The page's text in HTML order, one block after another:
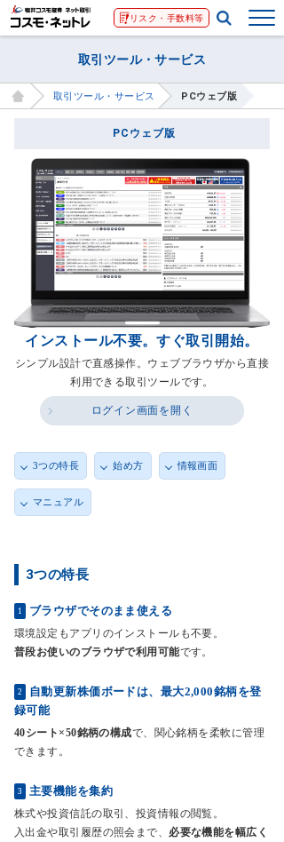
リスク・手数料等
取引ツール・サービス
取引ツール・サービス PCウェブ版
PCウェブ版
インストール不要。すぐ取引開始。
シンプル設計で直感操作。ウェブブラウザから直接
利用できる取引ツールです。
ログイン画面を開く
3つの特長 始め方 情報画面
マニュアル
3つの特長
1 ブラウザでそのまま使える
環境設定もアプリのインストールも不要。
普段お使いのブラウザで利用可能です。
2
自動更新株価ボードは、最大2,000銘柄を登
録可能
40シート×50銘柄の構成で、関心銘柄を柔軟に管理
できます。
3 主要機能を集約
株式や投資信託の取引、投資情報の閲覧。
入出金や取引履歴の照会まで、 必要な機能を幅広く